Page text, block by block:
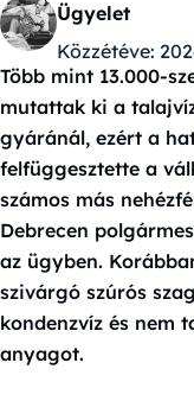
Ügyelet
Közzétéve:
Több mint 13.000-
mutattak ki a
gyáránál, ezért a
felfüggesztette a
számos más
Debrecen
az ügyben.
szivárgó szúrós
kondenzvíz és nem
anyagot.